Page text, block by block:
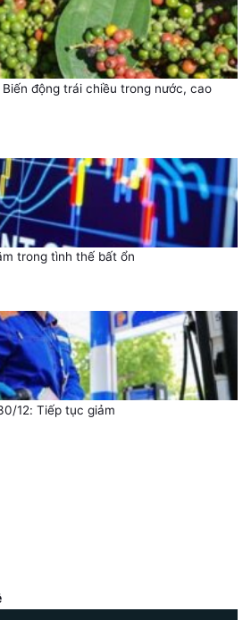
động trái chiều trong nước, cao
trong tình thế bất ổn
12: Tiếp tục giảm